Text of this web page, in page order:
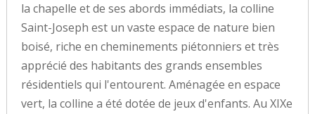
la chapelle et de ses abords immédiats, la colline
Saint-Joseph est un vaste espace de nature bien
boisé, riche en cheminements piétonniers et très
apprécié des habitants des grands ensembles
résidentiels qui l'entourent. Aménagée en espace
vert, la colline a été dotée de jeux d'enfants. Au XIXe